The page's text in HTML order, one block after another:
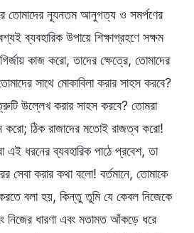
তোমাদের ন্যূনতম আনুগত্য ও সমর্পণের
ব্যবহারিক উপায়ে শিক্ষাগ্রহণে সক্ষম
কাজ করো, তাদের ক্ষেত্রে, তোমাদের
সাথে মোকাবিলা করার সাহস করবে?
উল্লেখ করার সাহস করবে? তোমরা
করো; ঠিক রাজাদের মতোই রাজত্ব করো!
এই ধরনের ব্যবহারিক পাঠে প্রবেশ, তা
সেবা করার কথা বলো! বর্তমানে, তোমাকে
বলা হয়, কিন্তু তুমি যে কেবল নিজেকে
নিজের ধারণা এবং মতামত আঁকড়ে ধরে